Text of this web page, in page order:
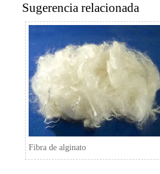
Sugerencia relacionada
Fibra de alginato